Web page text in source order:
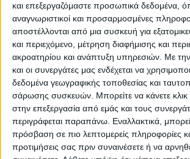
και επεξεργαζόμαστε προσωπικά δεδομένα,
αναγνωριστικοί και προσαρμοσμένες
αποστέλλονται από μια συσκευή για
και περιεχόμενο, μέτρηση διαφήμισης και
ακροατηρίου και ανάπτυξη υπηρεσιών. Με
και οι συνεργάτες μας ενδέχεται να
δεδομένα γεωγραφικής τοποθεσίας και
σάρωσης συσκευών. Μπορείτε να κάνετε κλικ
στην επεξεργασία από εμάς και τους
περιγράφεται παραπάνω. Εναλλακτικά,
πρόσβαση σε πιο λεπτομερείς πληροφορίες
προτιμήσεις σας πριν συναινέσετε ή να
ΝΕΟΣ ΑΓΩΝ
https://neosagon.gr
Η Αρχαιότερη Καθημερινή Πρωινή